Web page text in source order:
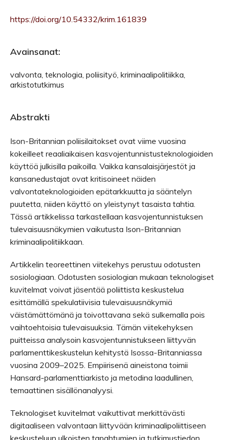
https://doi.org/10.54332/krim.161839
Avainsanat:
valvonta, teknologia, poliisityö, kriminaalipolitiikka,
arkistotutkimus
Abstrakti
Ison-Britannian poliisilaitokset ovat viime vuosina
kokeilleet reaaliaikaisen kasvojentunnistusteknologioiden
käyttöä julkisilla paikoilla. Vaikka kansalaisjärjestöt ja
kansanedustajat ovat kritisoineet näiden
valvontateknologioiden epätarkkuutta ja sääntelyn
puutetta, niiden käyttö on yleistynyt tasaista tahtia.
Tässä artikkelissa tarkastellaan kasvojentunnistuksen
tulevaisuusnäkymien vaikutusta Ison-Britannian
kriminaalipolitiikkaan.
Artikkelin teoreettinen viitekehys perustuu odotusten
sosiologiaan. Odotusten sosiologian mukaan teknologiset
kuvitelmat voivat jäsentää poliittista keskustelua
esittämällä spekulatiivisia tulevaisuusnäkymiä
väistämättömänä ja toivottavana sekä sulkemalla pois
vaihtoehtoisia tulevaisuuksia. Tämän viitekehyksen
puitteissa analysoin kasvojentunnistukseen liittyvän
parlamenttikeskustelun kehitystä Isossa-Britanniassa
vuosina 2009–2025. Empiirisenä aineistona toimii
Hansard-parlamenttiarkisto ja metodina laadullinen,
temaattinen sisällönanalyysi.
Teknologiset kuvitelmat vaikuttivat merkittävästi
digitaaliseen valvontaan liittyvään kriminaalipoliittiseen
keskusteluun ulkoisten tapahtumien ja tutkimustiedon